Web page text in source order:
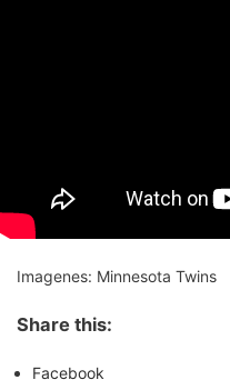
Imagenes: Minnesota Twins
Share this:
Facebook